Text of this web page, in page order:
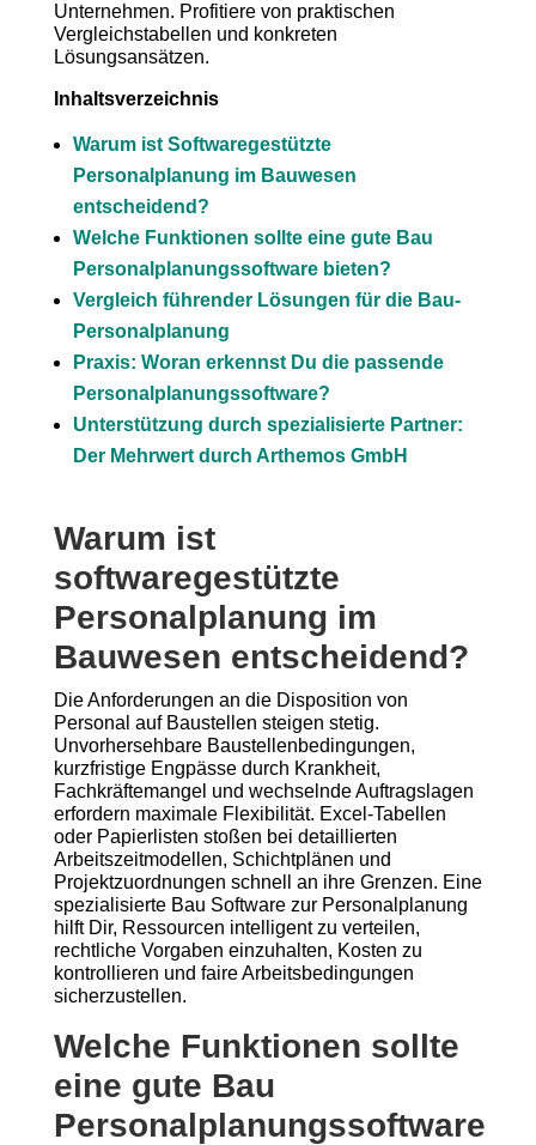
Unternehmen. Profitiere von praktischen
Vergleichstabellen und konkreten
Lösungsansätzen.
Inhaltsverzeichnis
Warum ist Softwaregestützte
Personalplanung im Bauwesen
entscheidend?
Welche Funktionen sollte eine gute Bau
Personalplanungssoftware bieten?
Vergleich führender Lösungen für die Bau-
Personalplanung
Praxis: Woran erkennst Du die passende
Personalplanungssoftware?
Unterstützung durch spezialisierte Partner:
Der Mehrwert durch Arthemos GmbH
Warum ist
softwaregestützte
Personalplanung im
Bauwesen entscheidend?
Die Anforderungen an die Disposition von
Personal auf Baustellen steigen stetig.
Unvorhersehbare Baustellenbedingungen,
kurzfristige Engpässe durch Krankheit,
Fachkräftemangel und wechselnde Auftragslagen
erfordern maximale Flexibilität. Excel-Tabellen
oder Papierlisten stoßen bei detaillierten
Arbeitszeitmodellen, Schichtplänen und
Projektzuordnungen schnell an ihre Grenzen. Eine
spezialisierte Bau Software zur Personalplanung
hilft Dir, Ressourcen intelligent zu verteilen,
rechtliche Vorgaben einzuhalten, Kosten zu
kontrollieren und faire Arbeitsbedingungen
sicherzustellen.
Welche Funktionen sollte
eine gute Bau
Personalplanungssoftware